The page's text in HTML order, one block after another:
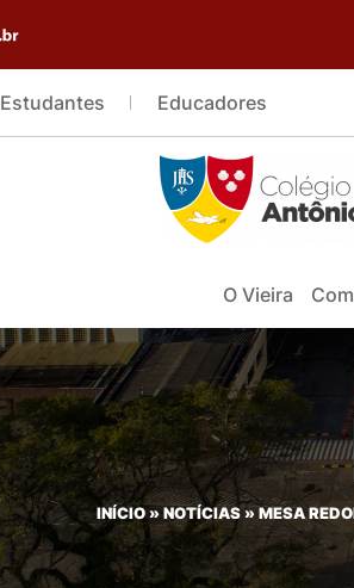
Estudantes Educadores
O Vieira
INÍCIO» NOTÍCIAS»MESA